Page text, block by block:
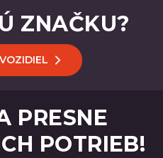
ZNAČKU?
PRESNE
POTRIEB!